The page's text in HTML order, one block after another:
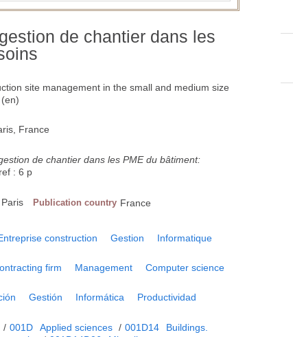
de chantier dans les
site management in the small and medium size
France
de chantier dans les PME du bâtiment:
: 6 p
Publication country France
construction Gestion
Informatique
firm Management
Computer science
Gestión Informática Productividad
/ 001D Applied sciences / 001D14
Buildings.